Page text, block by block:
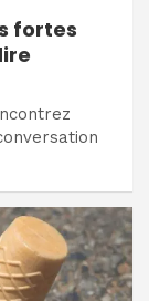
fortes